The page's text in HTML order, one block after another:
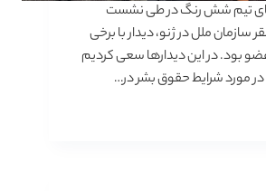
تیم شش رنگ در طی نشست
ملل در ژنو، دیدار با برخی
بود. در این دیدارها سعی کردیم
مورد شرایط حقوق بشر در…